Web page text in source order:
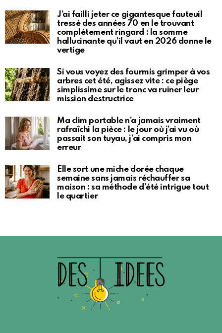
J’ai failli jeter ce gigantesque fauteuil
tressé des années 70 en le trouvant
complètement ringard : la somme
hallucinante qu’il vaut en 2026 donne le
vertige
Si vous voyez des fourmis grimper à vos
arbres cet été, agissez vite : ce piège
simplissime sur le tronc va ruiner leur
mission destructrice
Ma clim portable n’a jamais vraiment
rafraîchi la pièce : le jour où j’ai vu où
passait son tuyau, j’ai compris mon
erreur
Elle sort une miche dorée chaque
semaine sans jamais réchauffer sa
maison : sa méthode d’été intrigue tout
le quartier